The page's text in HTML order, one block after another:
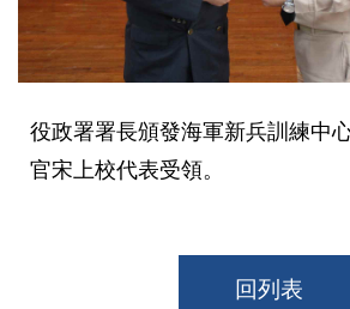
役政署署長頒發海軍新兵訓練中
官宋上校代表受領。
回列表